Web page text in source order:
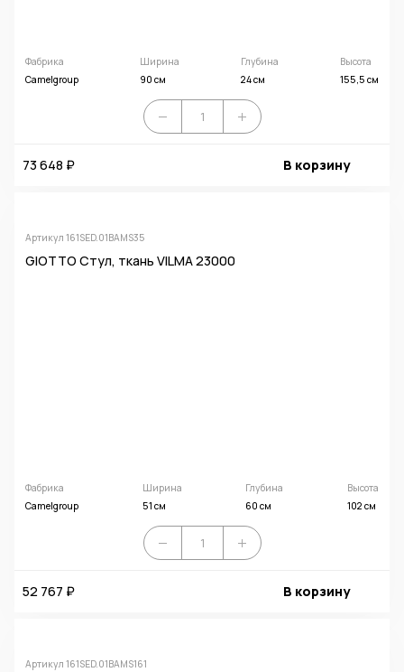
Фабрика
Camelgroup
Ширина
90 см
Глубина
24 см
Высота
155,5 см
73 648 ₽ В корзину
Артикул 161SED.01BAMS35
GIOTTO Стул, ткань VILMA 23000
Фабрика
Camelgroup
Ширина
51 см
Глубина
60 см
Высота
102 см
52 767 ₽ В корзину
Артикул 161SED.01BAMS161